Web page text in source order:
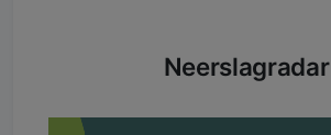
Neerslagradar